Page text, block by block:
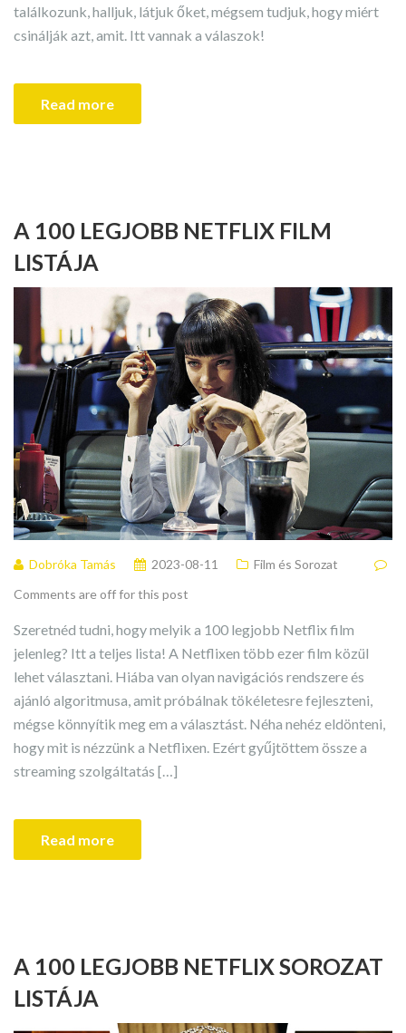
találkozunk, halljuk, látjuk őket, mégsem tudjuk, hogy miért
csinálják azt, amit. Itt vannak a válaszok!
Read more
A 100 LEGJOBB NETFLIX FILM
LISTÁJA
Dobróka Tamás 2023-08-11
Film és Sorozat
Comments are off for this post
Szeretnéd tudni, hogy melyik a 100 legjobb Netflix film
jelenleg? Itt a teljes lista! A Netflixen több ezer film közül
lehet választani. Hiába van olyan navigációs rendszere és
ajánló algoritmusa, amit próbálnak tökéletesre fejleszteni,
mégse könnyítik meg em a választást. Néha nehéz eldönteni,
hogy mit is nézzünk a Netflixen. Ezért gyűjtöttem össze a
streaming szolgáltatás […]
Read more
A 100 LEGJOBB NETFLIX SOROZAT
LISTÁJA